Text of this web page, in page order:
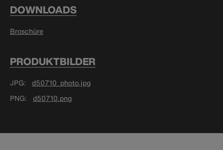
DOWNLOADS
Broschüre
PRODUKTBILDER
JPG
d50710_photo.jpg
PNG
d50710.png